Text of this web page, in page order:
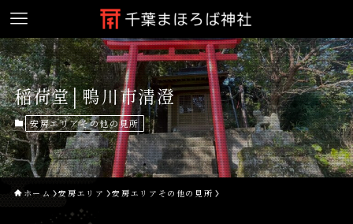
稲荷堂│鴨川市清澄
安房エリアその他の見所
ホーム 安房エリア 安房エリアその他の見所